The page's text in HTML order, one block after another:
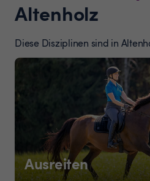
Altenholz
Diese Disziplinen sind in
Ausreiten